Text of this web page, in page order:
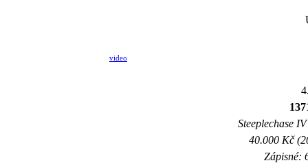
video
Steeplechase
40.000 Kč
Zápisné: